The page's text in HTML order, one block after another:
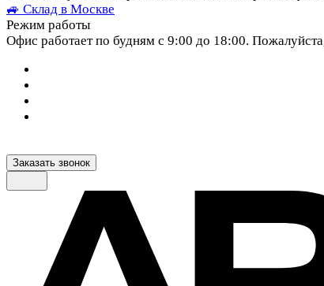
🚙 Склад в Москве
Режим работы
Офис работает по будням с 9:00 до 18:00.
Заказать звонок